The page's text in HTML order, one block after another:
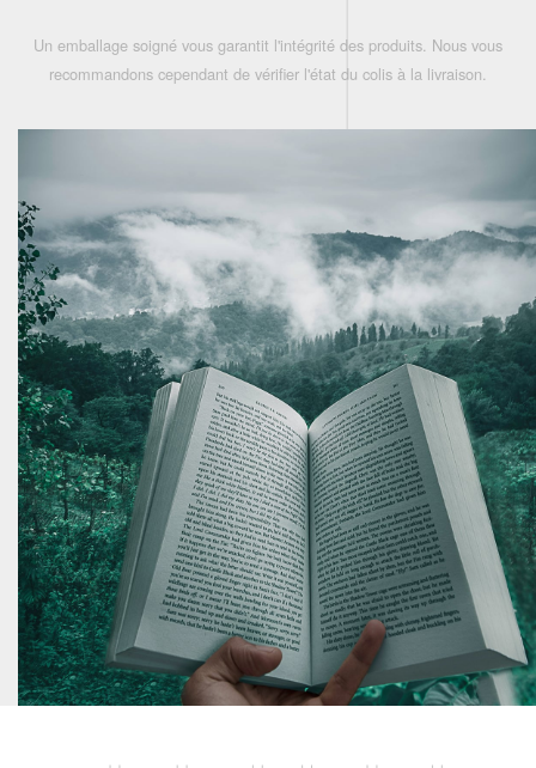
Un emballage soigné vous garantit l'intégrité des produits. Nous vous
recommandons cependant de vérifier l'état du colis à la livraison.